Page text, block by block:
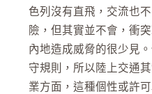
色列沒有直飛，交流也
險，但其實並不會，衝
內地造成威脅的很少見
守規則，所以陸上交通
業方面，這種個性或許